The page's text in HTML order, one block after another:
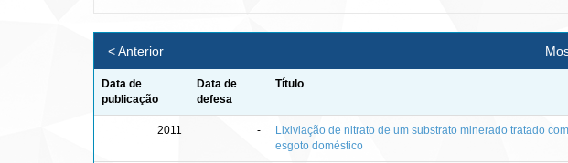
< Anterior
Data de
publicação
Data de
defesa
Título
2011 -
Lixiviação de nitrato de um substrato minerado tratado
esgoto doméstico